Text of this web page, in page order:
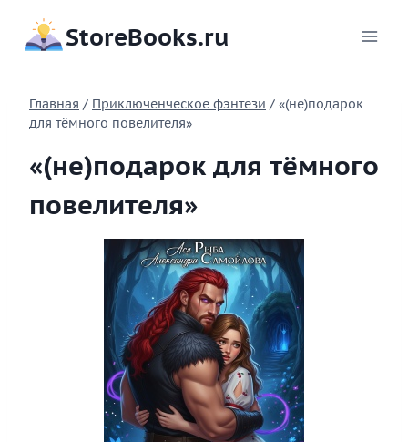
содержимому
StoreBooks.ru
Главная / Приключенческое фэнтези / «(не)подарок
для тёмного повелителя»
«(не)подарок для тёмного
повелителя»